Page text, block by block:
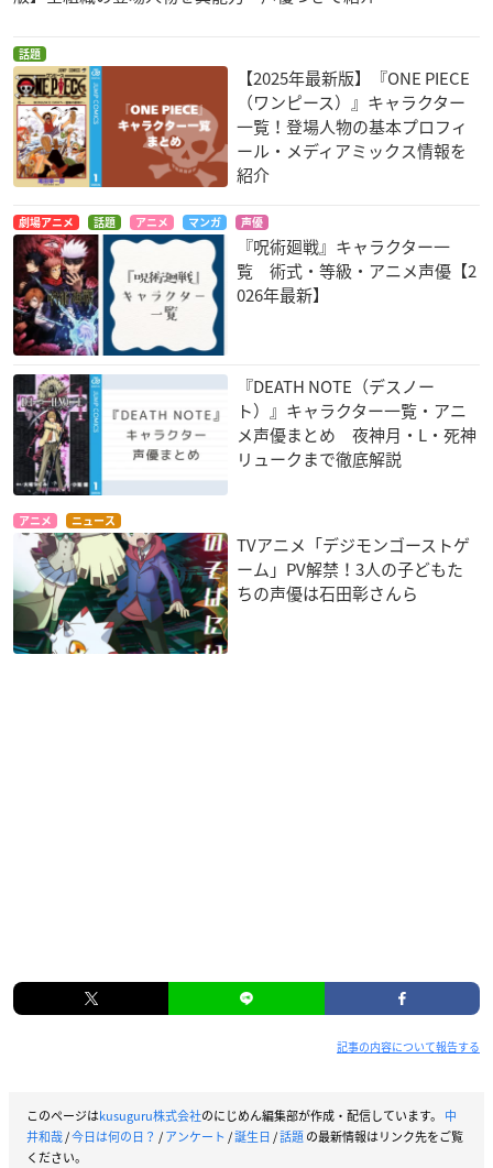
話題
【2025年最新版】『ONE PIECE
（ワンピース）』キャラクター
一覧！登場人物の基本プロフィ
ール・メディアミックス情報を
紹介
劇場アニメ 話題 アニメ マンガ 声優
『呪術廻戦』キャラクター一
覧 術式・等級・アニメ声優【2
026年最新】
『DEATH NOTE（デスノー
ト）』キャラクター一覧・アニ
メ声優まとめ 夜神月・L・死神
リュークまで徹底解説
アニメ ニュース
TVアニメ「デジモンゴーストゲ
ーム」PV解禁！3人の子どもた
ちの声優は石田彰さんら
記事の内容について報告する
このページはkusuguru株式会社のにじめん編集部が作成・配信しています。 中
井和哉/今日は何の日？ /アンケート /誕生日/話題の最新情報はリンク先をご覧
ください。